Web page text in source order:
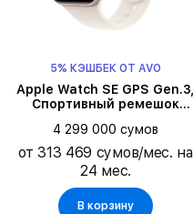
5% КЭШБЕК ОТ AVO
Apple Watch SE GPS Gen.3,
Спортивный ремешок
Starlight
4 299 000 сумов
от 313 469 сумов/мес. на
24 мес.
В корзину